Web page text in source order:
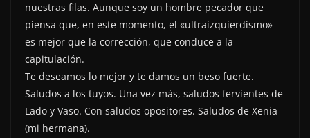
nuestras filas. Aunque soy un hombre pecador que
piensa que, en este momento, el «ultraizquierdismo»
es mejor que la corrección, que conduce a la
capitulación.
Te deseamos lo mejor y te damos un beso fuerte.
Saludos a los tuyos. Una vez más, saludos fervientes de
Lado y Vaso. Con saludos opositores. Saludos de Xenia
(mi hermana).